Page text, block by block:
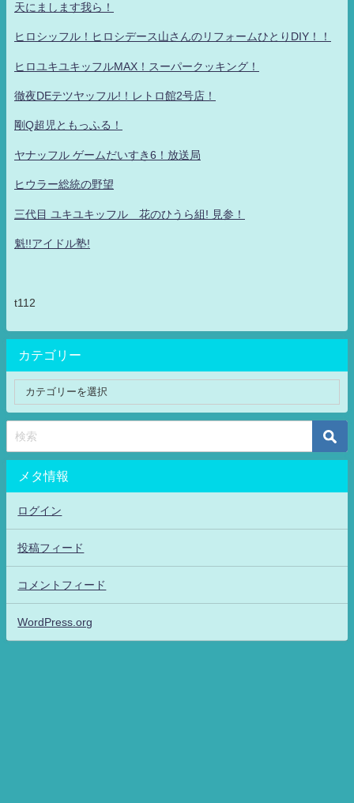
天にまします我ら！
ヒロシッフル！ヒロシデース山さんのリフォームひとりDIY！！
ヒロユキユキッフルMAX！スーパークッキング！
徹夜DEテツヤッフル!！レトロ館2号店！
剛Q超児ともっふる！
ヤナッフル ゲームだいすき6！放送局
ヒウラー総統の野望
三代目 ユキユキッフル 花のひうら組! 見参！
魁!!アイドル塾!
t112
カテゴリー
メタ情報
ログイン
投稿フィード
コメントフィード
WordPress.org